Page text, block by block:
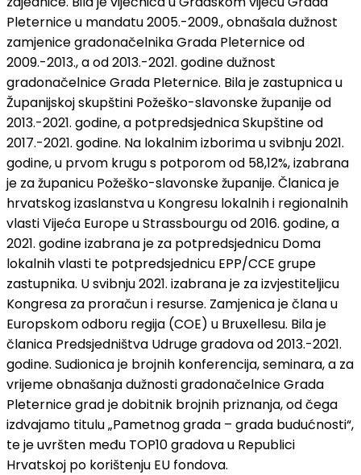
Pleternice u mandatu 2005.-2009., obnašala dužnost
zamjenice gradonačelnika Grada Pleternice od
2009.-2013., a od 2013.-2021. godine dužnost
gradonačelnice Grada Pleternice. Bila je zastupnica u
Županijskoj skupštini Požeško-slavonske županije od
2013.-2021. godine, a potpredsjednica Skupštine od
2017.-2021. godine. Na lokalnim izborima u svibnju 2021.
godine, u prvom krugu s potporom od 58,12%, izabrana
je za županicu Požeško-slavonske županije. Članica je
hrvatskog izaslanstva u Kongresu lokalnih i regionalnih
vlasti Vijeća Europe u Strassbourgu od 2016. godine, a
2021. godine izabrana je za potpredsjednicu Doma
lokalnih vlasti te potpredsjednicu EPP/CCE grupe
zastupnika. U svibnju 2021. izabrana je za izvjestiteljicu
Kongresa za proračun i resurse. Zamjenica je člana u
Europskom odboru regija (COE) u Bruxellesu. Bila je
članica Predsjedništva Udruge gradova od 2013.-2021.
godine. Sudionica je brojnih konferencija, seminara, a za
vrijeme obnašanja dužnosti gradonačelnice Grada
Pleternice grad je dobitnik brojnih priznanja, od čega
izdvajamo titulu „Pametnog grada – grada budućnosti“,
te je uvršten među TOP10 gradova u Republici
Hrvatskoj po korištenju EU fondova.